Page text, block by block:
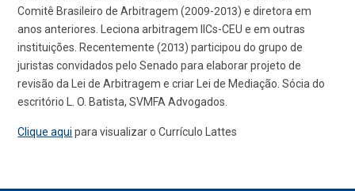
Comitê Brasileiro de Arbitragem (2009-2013) e diretora em
anos anteriores. Leciona arbitragem IICs-CEU e em outras
instituições. Recentemente (2013) participou do grupo de
juristas convidados pelo Senado para elaborar projeto de
revisão da Lei de Arbitragem e criar Lei de Mediação. Sócia do
escritório L. O. Batista, SVMFA Advogados.
Clique aqui para visualizar o Currículo Lattes